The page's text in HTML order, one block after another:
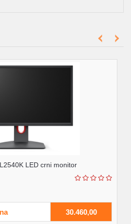
VT229H 21.5"IPS,
Web cena 28.710,00